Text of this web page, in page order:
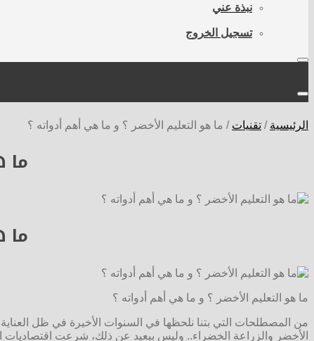
نبذة عني
تسجيل الخروج
الرئيسية / تقنيات / ما هو التعليم الأخضر ؟ و ما هي أهم أدواته ؟
ما
ما
ما هو التعليم الأخضر ؟ و ما هي أهم أدواته ؟
من المصطلحات التي بتنا نلحظها في السنوات الأخيرة في ظل العناية
الأخضر والزراعة الخضراء.. وليس ببعيد عن ذلك، شرعت اقتصاديات